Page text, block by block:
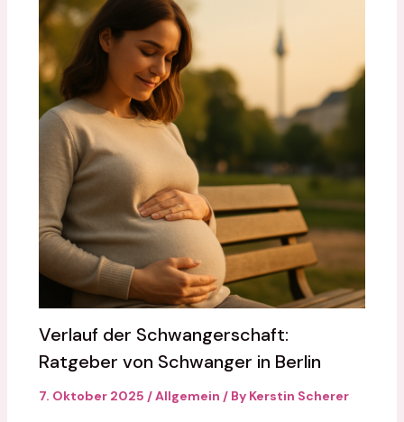
Verlauf der Schwangerschaft:
Ratgeber von Schwanger in Berlin
7. Oktober 2025 /Allgemein / By Kerstin Scherer